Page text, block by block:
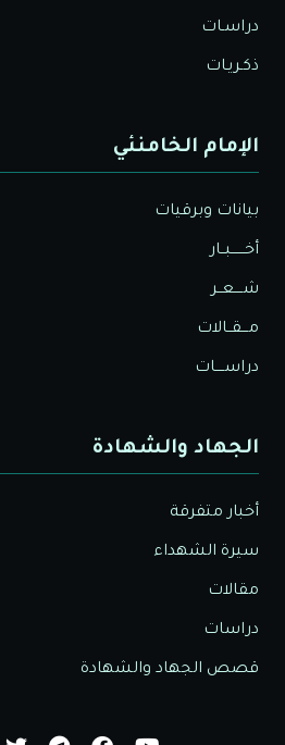
دراسـات
ذكـريـات
الإمام الخامنئي
بيانات وبرقيات
أخــــــبــار
شــــعــر
مـــقــالات
دراســــات
الجهاد والشهادة
أخبار متفرقة
سيرة الشهداء
مقالات
دراسات
قصص الجهاد والشهادة